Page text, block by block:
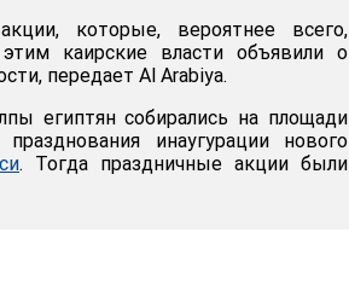
которые, вероятнее всего,
каирские власти объявили о
передает Al Arabiya.
египтян собирались на площади
инаугурации нового
. Тогда праздничные акции были